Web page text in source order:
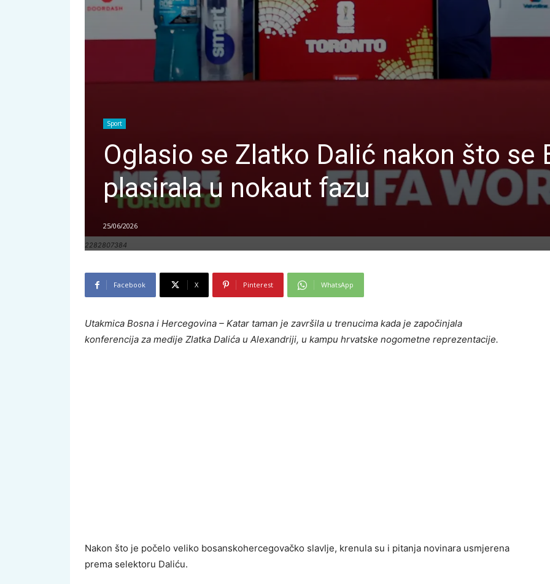
2282807384
Sport
Oglasio se Zlatko Dalić nakon što se
plasirala u nokaut fazu
25/06/2026
Facebook X Pinterest WhatsApp
Utakmica Bosna i Hercegovina – Katar taman je završila u trenucima kada je započinjala
konferencija za medije Zlatka Dalića u Alexandriji, u kampu hrvatske nogometne reprezentacije.
Nakon što je počelo veliko bosanskohercegovačko slavlje, krenula su i pitanja novinara usmjerena
prema selektoru Daliću.